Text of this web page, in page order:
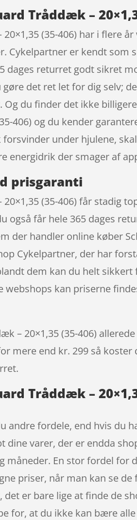
Tråddæk –
(35-406) har i flere
Cykelpartner er kendt
dages returret godt sikret
det ret let for dig selv;
du finder det ikke
406) og du kender
under hjulene,
energidrik der smager af
prisgaranti
(35-406) får stadig
også får hele 365 dages
der handler online køber
Cykelpartner, der har
dem kan du helt
kan priserne
– 20×1,35 (35-406)
mere end kr. 299 så
Tråddæk –
andre fordele, end hvis du
dine varer, der er endda
En stor fordel for
priser, når man kan se
er bare lige at finde de
for, at du ikke kan bære